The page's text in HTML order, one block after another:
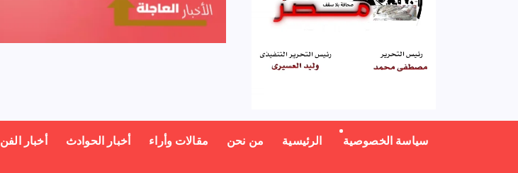
م
منبر أهل مصر
سياسة الخصوصية الرئيسية من نحن مقالات وأراء أخبار الحوادث أخبار الفن